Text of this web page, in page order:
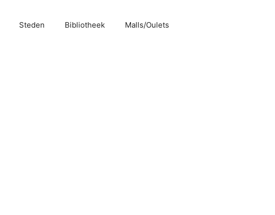
Steden Bibliotheek Malls/Oulets